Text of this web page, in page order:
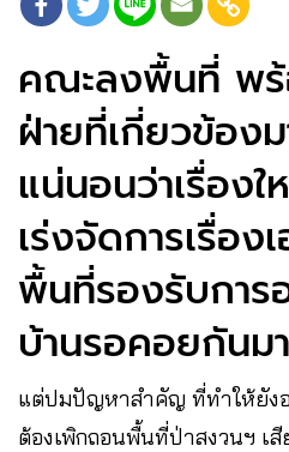
คณะลงพื้นที่ พ
ฝ่ายที่เกี่ยวข้อง
แน่นอนว่าเรื่อง
เร่งจัดการเรื่อง
พื้นที่รองรับกา
บ้านรอคอยกันม
แต่ปมปัญหาสำคัญ ที่ทำให้ยังอ
ต้องเพิกถอนพื้นที่ป่าสงวนฯ เสี